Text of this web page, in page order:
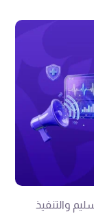
والتنفيذ